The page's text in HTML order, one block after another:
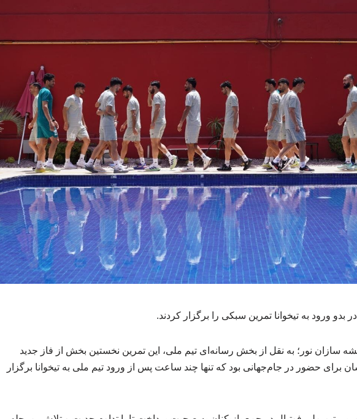
بدو ورود به تیخوانا تمرین سبکی را برگزار کردند.
سازان نور؛ به نقل از بخش رسانه‌ای تیم ملی، این تمرین نخستین بخش از فاز جدید
برای حضور در جام‌جهانی بود که تنها چند ساعت پس از ورود تیم ملی به تیخوانا برگزار